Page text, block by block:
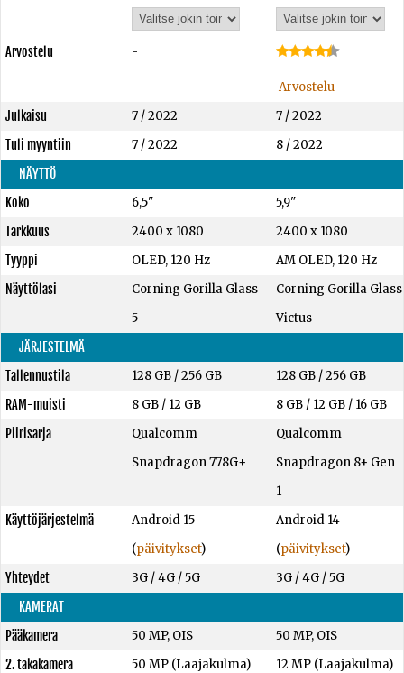
Arvostelu -
Arvostelu
Julkaisu
7 / 2022
7 / 2022
Tuli myyntiin
7 / 2022
8 / 2022
NÄYTTÖ
Koko
6,5"
5,9"
Tarkkuus
2400 x 1080
2400 x 1080
Tyyppi
OLED, 120 Hz
AM OLED, 120 Hz
Näyttölasi
Corning Gorilla Glass
5
Corning Gorilla Glass
Victus
JÄRJESTELMÄ
Tallennustila
128 GB/256 GB 128 GB /256 GB
RAM-muisti
8 GB/ 12 GB 8 GB / 12 GB / 16 GB
Piirisarja
Qualcomm
Snapdragon 778G+
Qualcomm
Snapdragon 8+ Gen
1
Käyttöjärjestelmä
Android 15
(päivitykset)
Android 14
(päivitykset)
Yhteydet
3G / 4G / 5G
3G / 4G / 5G
KAMERAT
Pääkamera
50 MP, OIS
50 MP, OIS
2. takakamera
50 MP (Laajakulma)
12 MP (Laajakulma)